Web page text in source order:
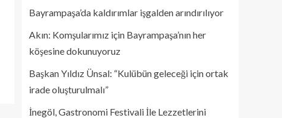
Bayrampaşa’da kaldırımlar işgalden arındırılıyor
Akın: Komşularımız için Bayrampaşa’nın her
köşesine dokunuyoruz
Başkan Yıldız Ünsal: “Kulübün geleceği için ortak
irade oluşturulmalı”
İnegöl, Gastronomi Festivali İle Lezzetlerini